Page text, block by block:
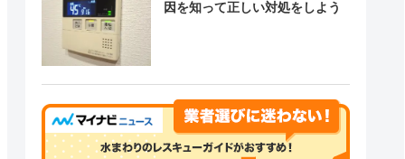
因を知って正しい対処をしよう